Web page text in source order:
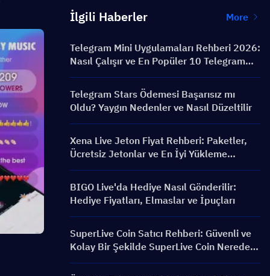
İlgili Haberler More
Telegram Mini Uygulamaları Rehberi 2026:
Nasıl Çalışır ve En Popüler 10 Telegram
Mini Uygulaması
Telegram Stars Ödemesi Başarısız mı
Oldu? Yaygın Nedenler ve Nasıl Düzeltilir
Xena Live Jeton Fiyat Rehberi: Paketler,
Ücretsiz Jetonlar ve En İyi Yükleme
Yöntemleri
BIGO Live'da Hediye Nasıl Gönderilir:
Hediye Fiyatları, Elmaslar ve İpuçları
SuperLive Coin Satıcı Rehberi: Güvenli ve
Kolay Bir Şekilde SuperLive Coin Nereden
Satın Alınır